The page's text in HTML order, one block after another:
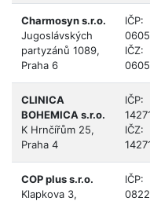
Charmosyn s.r.o.
Jugoslávských
partyzánů 1089,
Praha 6
IČP:
IČZ:
CLINICA
BOHEMICA s.r.o.
K Hrnčířům 25,
Praha 4
IČP:
IČZ:
COP plus s.r.o.
Klapkova 3,
IČP: